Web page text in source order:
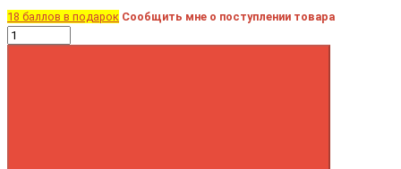
18 баллов в подарок Сообщить мне о поступлении товара